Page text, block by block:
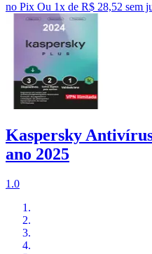
no Pix Ou 1x de R$ 28,52 sem
Kaspersky
ano 2025
1.0